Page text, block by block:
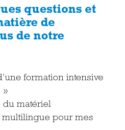
questions et
de
de notre
formation intensive
»
du matériel
pour mes